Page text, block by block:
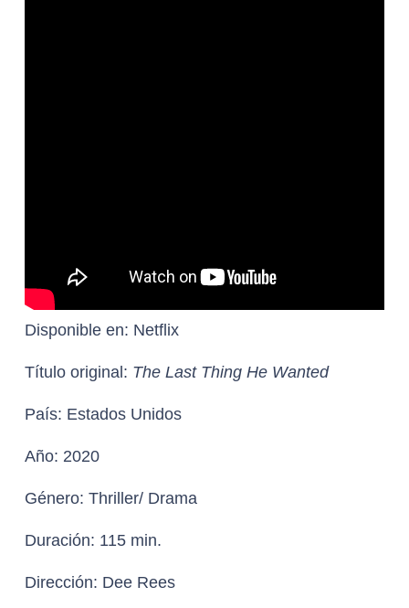
Disponible en: Netflix
Título original: The Last Thing He Wanted
País: Estados Unidos
Año: 2020
Género: Thriller/ Drama
Duración: 115 min.
Dirección: Dee Rees